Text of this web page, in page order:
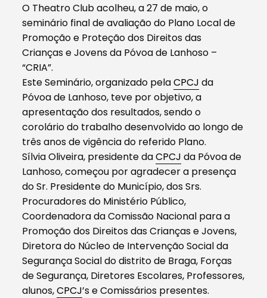
O Theatro Club acolheu, a 27 de maio, o
seminário final de avaliação do Plano Local de
Promoção e Proteção dos Direitos das
Crianças e Jovens da Póvoa de Lanhoso –
“CRIA”.
Este Seminário, organizado pelaCPCJ da
Póvoa de Lanhoso, teve por objetivo, a
apresentação dos resultados, sendo o
corolário do trabalho desenvolvido ao longo de
três anos de vigência do referido Plano.
Sílvia Oliveira, presidente daCPCJ da Póvoa de
Lanhoso, começou por agradecer a presença
do Sr. Presidente do Município, dos Srs.
Procuradores do Ministério Público,
Coordenadora da Comissão Nacional para a
Promoção dos Direitos das Crianças e Jovens,
Diretora do Núcleo de Intervenção Social da
Segurança Social do distrito de Braga, Forças
de Segurança, Diretores Escolares, Professores,
alunos,CPCJ’s e Comissários presentes.